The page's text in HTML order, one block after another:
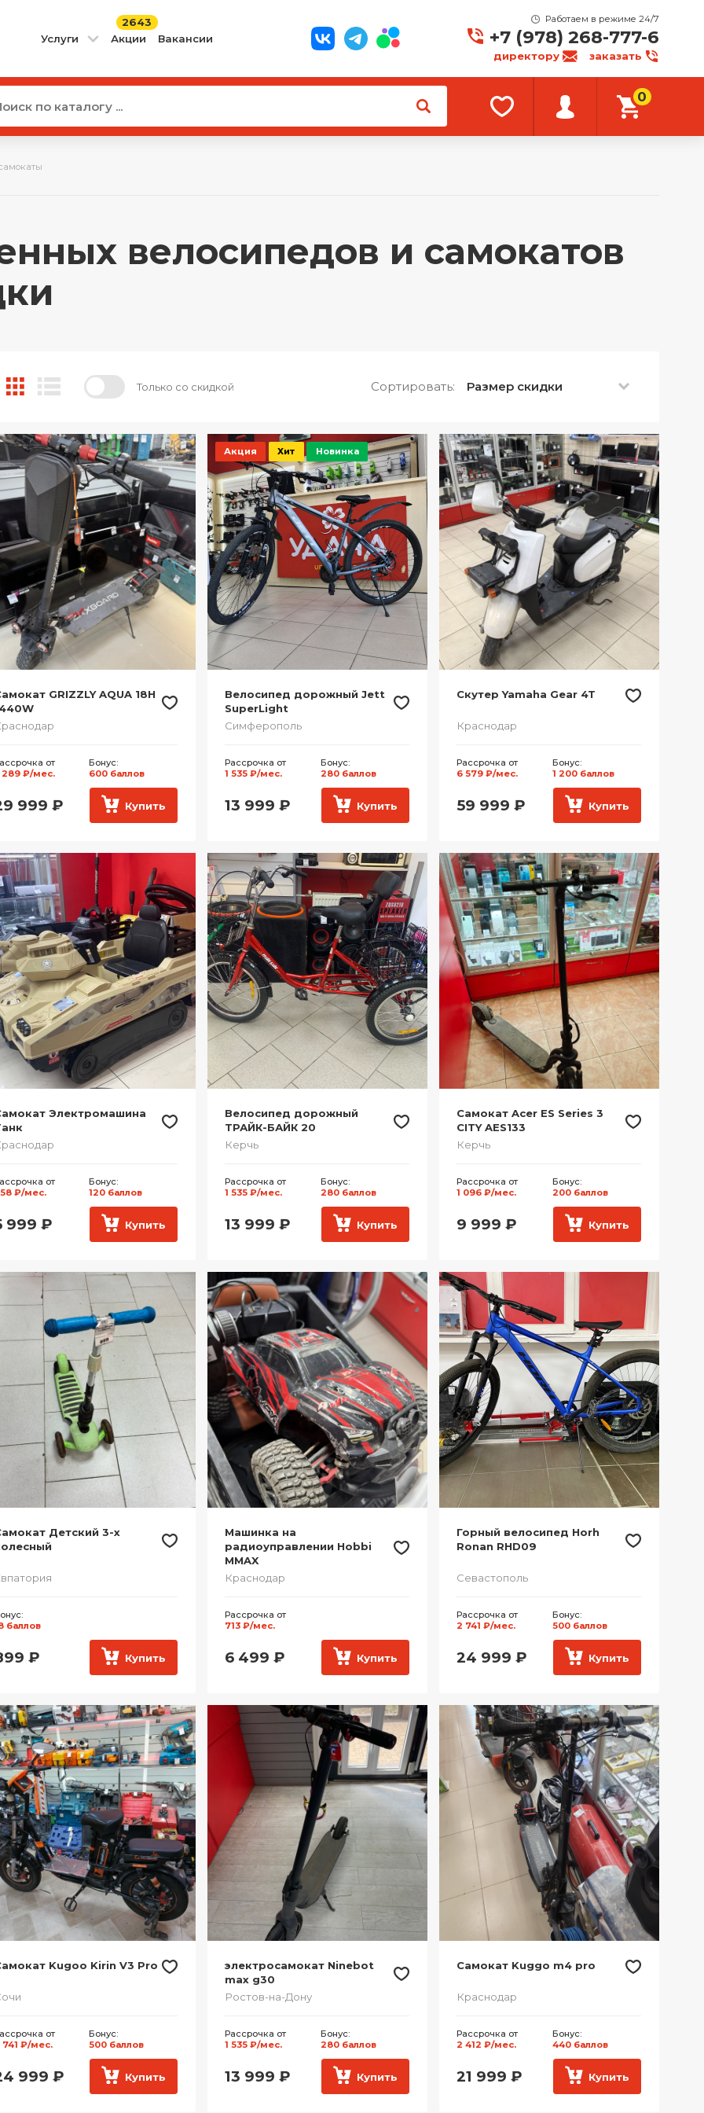
Услуги Акции
2643
Вакансии
Работаем в режиме 24/7
+7 (978) 268-777-6
директору заказать
0
велосипедов и самокатов
Только со скидкой Сортировать: Размер скидки
GRIZZLY AQUA 18H
от
289 ₽/мес.
Бонус:
600 баллов
999 ₽ Купить
Акция Хит Новинка
Велосипед дорожный Jett
SuperLight
Симферополь
Рассрочка от
1 535 ₽/мес.
Бонус:
280 баллов
13 999 ₽ Купить
Скутер Yamaha Gear 4T
Краснодар
Рассрочка от
6 579 ₽/мес.
Бонус:
1 200 баллов
59 999 ₽ Купить
Электромашина
от
₽/мес.
Бонус:
120 баллов
999 ₽ Купить
Велосипед дорожный
ТРАЙК-БАЙК 20
Керчь
Рассрочка от
1 535 ₽/мес.
Бонус:
280 баллов
13 999 ₽ Купить
Самокат Acer ES Series 3
CITY AES133
Керчь
Рассрочка от
1 096 ₽/мес.
Бонус:
200 баллов
9 999 ₽ Купить
Детский 3-х
баллов
₽ Купить
Машинка на
радиоуправлении Hobbi
MMAX
Краснодар
Рассрочка от
713 ₽/мес.
6 499 ₽ Купить
Горный велосипед Horh
Ronan RHD09
Севастополь
Рассрочка от
2 741 ₽/мес.
Бонус:
500 баллов
24 999 ₽ Купить
Kugoo Kirin V3 Pro
от
741 ₽/мес.
Бонус:
500 баллов
999 ₽ Купить
электросамокат Ninebot
max g30
Ростов-на-Дону
Рассрочка от
1 535 ₽/мес.
Бонус:
280 баллов
13 999 ₽ Купить
Самокат Kuggo m4 pro
Краснодар
Рассрочка от
2 412 ₽/мес.
Бонус:
440 баллов
21 999 ₽ Купить